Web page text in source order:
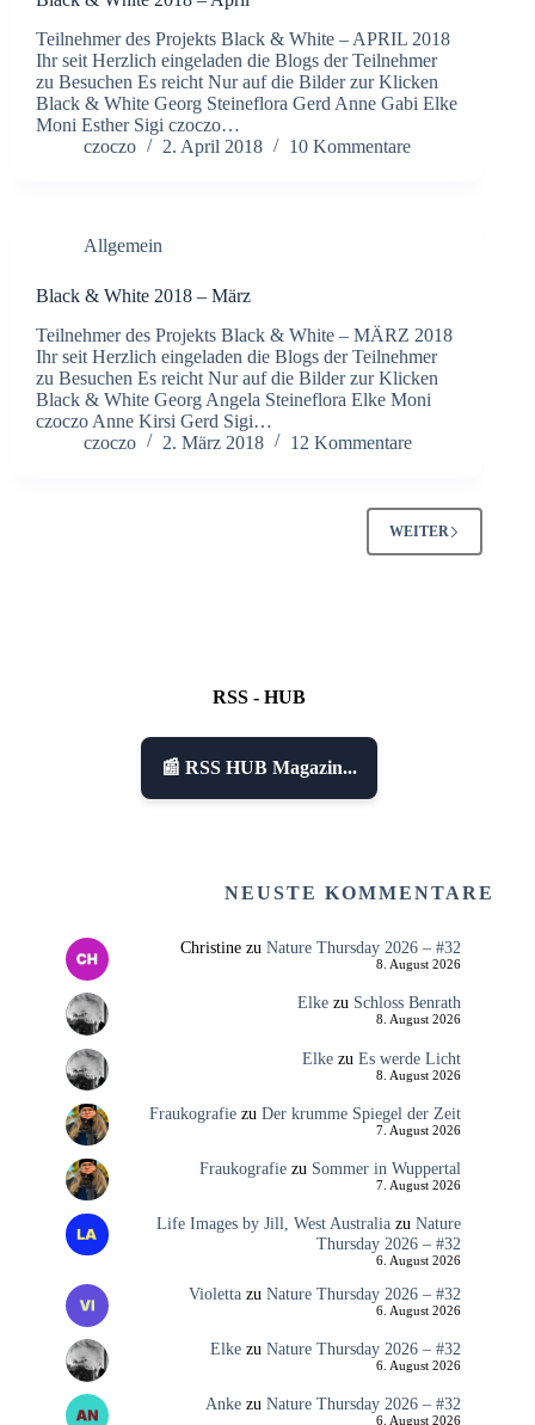
Teilnehmer des Projekts Black & White – APRIL 2018
Ihr seit Herzlich eingeladen die Blogs der Teilnehmer
zu Besuchen Es reicht Nur auf die Bilder zur Klicken
Black & White Georg Steineflora Gerd Anne Gabi Elke
Moni Esther Sigi czoczo…
czoczo
2. April 2018 10 Kommentare
Allgemein
Black & White 2018 – März
Teilnehmer des Projekts Black & White – MÄRZ 2018
Ihr seit Herzlich eingeladen die Blogs der Teilnehmer
zu Besuchen Es reicht Nur auf die Bilder zur Klicken
Black & White Georg Angela Steineflora Elke Moni
czoczo Anne Kirsi Gerd Sigi…
czoczo
2. März 2018 12 Kommentare
WEITER
RSS - HUB
📰 RSS HUB Magazin...
NEUSTE KOMMENTARE
Christinezu Nature Thursday 2026 – #32
8. August 2026
Elkezu Schloss Benrath
8. August 2026
Elkezu Es werde Licht
8. August 2026
Fraukografiezu Der krumme Spiegel der Zeit
7. August 2026
Fraukografiezu Sommer in Wuppertal
7. August 2026
Life Images by Jill, West Australiazu Nature
Thursday 2026 – #32
6. August 2026
Violettazu Nature Thursday 2026 – #32
6. August 2026
Elkezu Nature Thursday 2026 – #32
6. August 2026
Ankezu Nature Thursday 2026 – #32
6. August 2026